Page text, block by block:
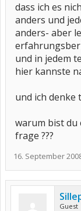
dass ich es
anders und
anders- aber
und in jedem
hier kannste
und ich denke
warum bist du
frage ???
16. September
Guest